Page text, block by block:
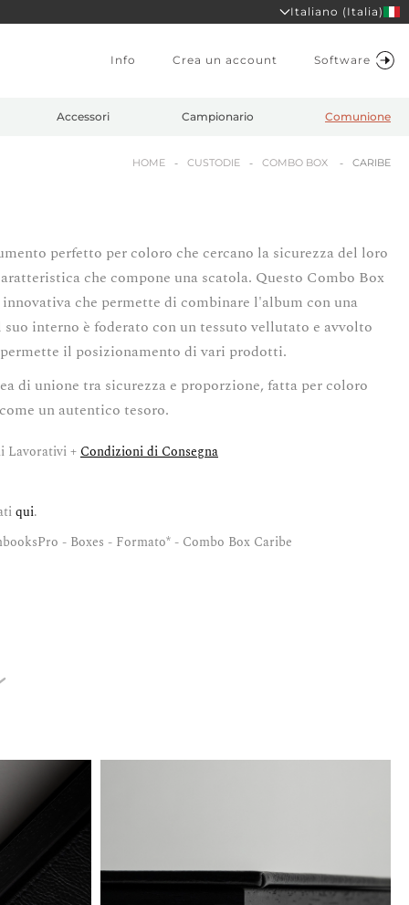
Italiano (Italia)
Info Crea un account Software
Accessori Campionario Comunione
HOME CUSTODIE COMBO BOX CARIBE
perfetto per coloro che cercano la sicurezza del loro
che compone una scatola. Questo Combo Box
che permette di combinare l'album con una
interno è foderato con un tessuto vellutato e avvolto
il posizionamento di vari prodotti.
di unione tra sicurezza e proporzione, fatta per coloro
un autentico tesoro.
Lavorativi + Condizioni di Consegna
qui.
- Boxes - Formato* - Combo Box Caribe